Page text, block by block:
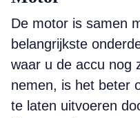
De motor is samen
belangrijkste
waar u de accu nog
nemen, is het beter
te laten uitvoeren